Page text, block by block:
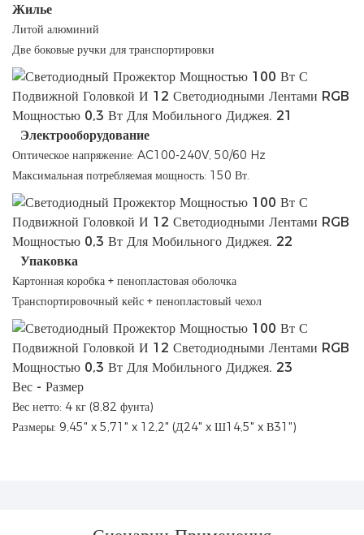
Жилье
Литой алюминий
Две боковые ручки для транспортировки
Электрооборудование
Оптическое напряжение: AC100-240V, 50/60 Hz
Максимальная потребляемая мощность: 150 Вт.
Упаковка
Картонная коробка + пенопластовая оболочка
Транспортировочный кейс + пенопластовый чехол
Вес - Размер
Вес нетто: 4 кг (8,82 фунта)
Размеры: 9,45" x 5,71" x 12,2" (Д24" x Ш14,5" x В31")